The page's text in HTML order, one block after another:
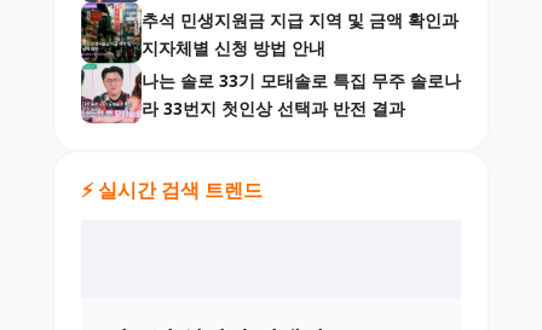
추석 민생지원금 지급 지역 및 금액 확인과
지자체별 신청 방법 안내
나는 솔로 33기 모태솔로 특집 무주 솔로나
라 33번지 첫인상 선택과 반전 결과
⚡ 실시간 검색 트렌드